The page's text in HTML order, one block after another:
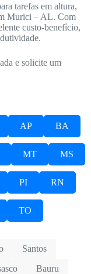
tarefas em altura,
Murici – AL. Com
custo-benefício,
e solicite um
AP BA
MT MS
PI RN
TO
Santos
Bauru